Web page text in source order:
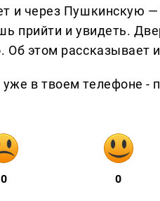
и через Пушкинскую
прийти и увидеть.
Об этом рассказывает
в твоем телефоне -
0 0